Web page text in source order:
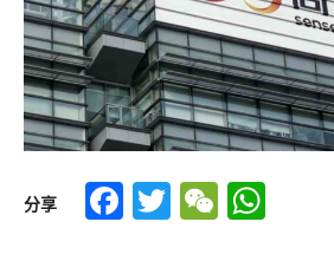
分享 Facebook
TwitterWeChat